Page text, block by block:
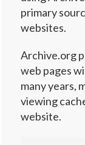
primary
websites.
Archive.org
web pages
many years,
viewing
website.